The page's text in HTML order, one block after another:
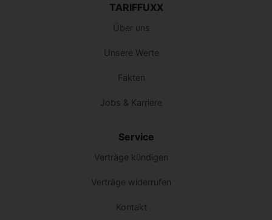
TARIFFUXX
Über uns
Unsere Werte
Fakten
Jobs & Karriere
Service
Verträge kündigen
Verträge widerrufen
Kontakt